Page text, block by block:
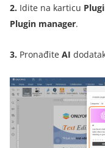
2. Idite na karticu
Plugin manager.
3. Pronađite AI